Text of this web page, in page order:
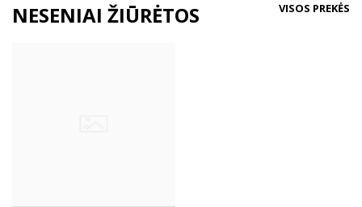
NESENIAI ŽIŪRĖTOS VISOS PREKĖS